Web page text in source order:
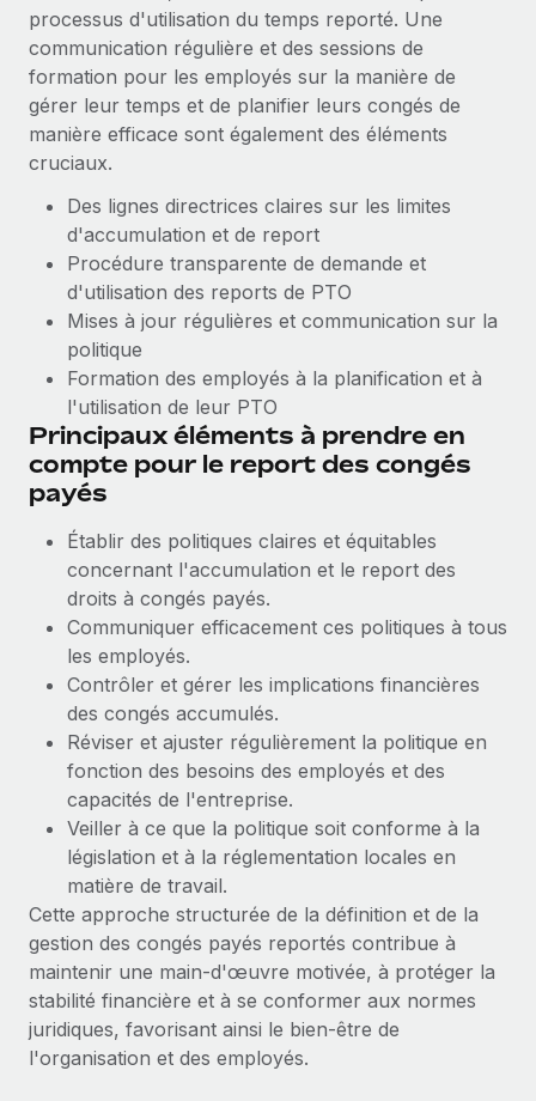
Création d’entité
Établissez des entités rapidement et en toute
conformité
Mobilité et déménagement international
employés
Avantages sociaux
Gérez facilement les avantages sociaux
Explorer le blog
BLOG
Mises à jour des produits de Remote :
freelances Plus
Remote a toujours pour mission d'aider les entreprises de
toute taille à embaucher, gérer et payer...
En savoir plus
Comment Phiture gère ses 55 employés
répartis dans 19 pays grâce à Remote
Phiture, un leader notable du conseil en matière de
croissance mobile internationale, encourage les...
En savoir plus
processus d'utilisation du temps reporté. Une
communication régulière et des sessions de
formation pour les employés sur la manière de
gérer leur temps et de planifier leurs congés de
manière efficace sont également des éléments
cruciaux.
Des lignes directrices claires sur les limites
d'accumulation et de report
Procédure transparente de demande et
d'utilisation des reports de PTO
Mises à jour régulières et communication sur la
politique
Formation des employés à la planification et à
l'utilisation de leur PTO
Principaux éléments à prendre en
compte pour le report des congés
payés
Établir des politiques claires et équitables
concernant l'accumulation et le report des
droits à congés payés.
Communiquer efficacement ces politiques à tous
les employés.
Contrôler et gérer les implications financières
des congés accumulés.
Réviser et ajuster régulièrement la politique en
fonction des besoins des employés et des
capacités de l'entreprise.
Veiller à ce que la politique soit conforme à la
législation et à la réglementation locales en
matière de travail.
Cette approche structurée de la définition et de la
gestion des congés payés reportés contribue à
maintenir une main-d'œuvre motivée, à protéger la
stabilité financière et à se conformer aux normes
juridiques, favorisant ainsi le bien-être de
l'organisation et des employés.